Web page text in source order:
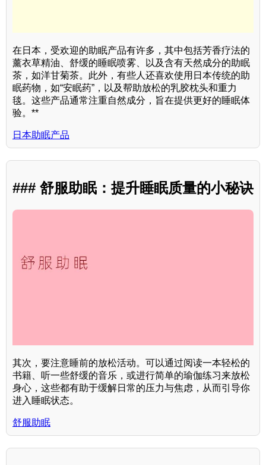
在日本，受欢迎的助眠产品有许多，其中包括芳香疗法的
薰衣草精油、舒缓的睡眠喷雾、以及含有天然成分的助眠
茶，如洋甘菊茶。此外，有些人还喜欢使用日本传统的助
眠药物，如“安眠药”，以及帮助放松的乳胶枕头和重力
毯。这些产品通常注重自然成分，旨在提供更好的睡眠体
验。**
日本助眠产品
### 舒服助眠：提升睡眠质量的小秘诀
其次，要注意睡前的放松活动。可以通过阅读一本轻松的
书籍、听一些舒缓的音乐，或进行简单的瑜伽练习来放松
身心，这些都有助于缓解日常的压力与焦虑，从而引导你
进入睡眠状态。
舒服助眠